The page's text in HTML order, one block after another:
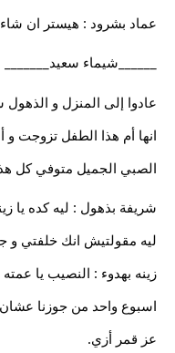
عماد بشرود : هيستر ان شاء
______شيماء سعيد_______
عادوا إلى المنزل و الذهول
انها أم هذا الطفل تزوجت
الصبي الجميل متوفي كل
شريفة بذهول : ليه كده يا
ليه مقولتيش انك خلفتي و
زينه بهدوء : النصيب يا
اسبوع واحد من جوزنا
عز قمر أزي.